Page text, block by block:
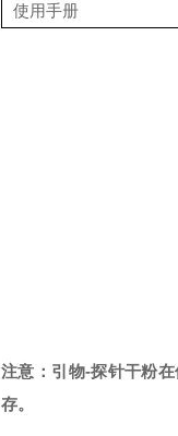
使用手册
注意：引物-探针干粉
存。